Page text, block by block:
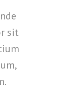
sit